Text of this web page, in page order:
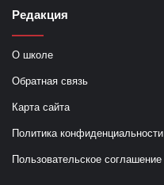
Редакция
О школе
Обратная связь
Карта сайта
Политика конфиденциальности
Пользовательское соглашение